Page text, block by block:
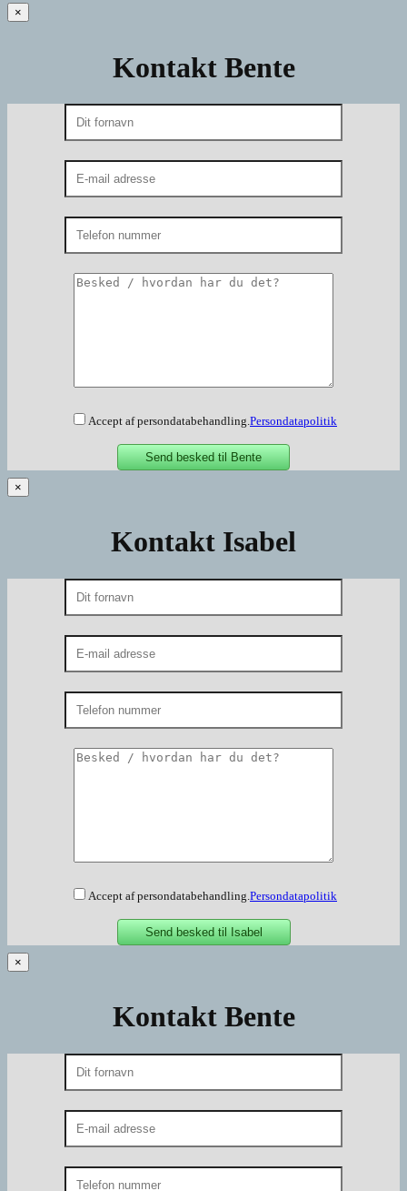
×
Kontakt Bente
Accept af persondatabehandling.Persondatapolitik
×
Kontakt Isabel
Accept af persondatabehandling. Persondatapolitik
×
Kontakt Bente